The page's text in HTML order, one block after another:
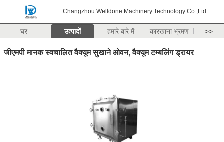
Changzhou Welldone Machinery Technology Co.,Ltd
घर उत्पादों हमारे बारे में कारखाना भ्रमण >>
जीएमपी मानक स्वचालित वैक्यूम सुखाने ओवन, वैक्यूम टम्बलिंग ड्रायर